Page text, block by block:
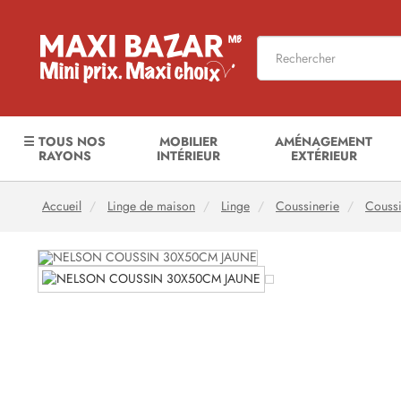
☰ TOUS NOS
RAYONS
MOBILIER
INTÉRIEUR
AMÉNAGEMENT
EXTÉRIEUR
Accueil Linge de maison Linge Coussinerie